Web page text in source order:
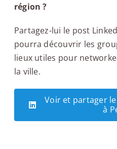
région ?
Partagez-lui le post
pourra découvrir les
lieux utiles pour
la ville.
Voir et partager
à